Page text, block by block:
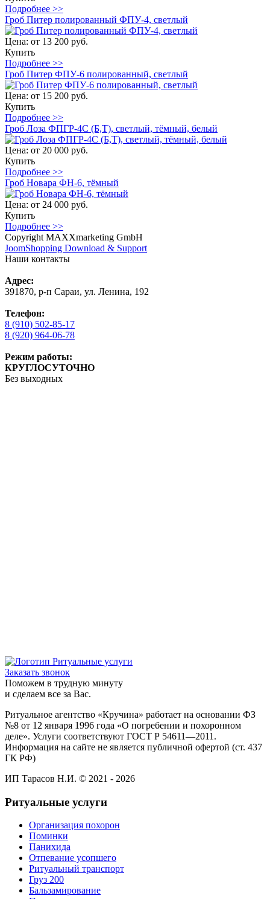
Подробнее >>
Гроб Питер полированный ФПУ-4, светлый
Цена: от 13 200 руб.
Купить
Подробнее >>
Гроб Питер ФПУ-6 полированный, светлый
Цена: от 15 200 руб.
Купить
Подробнее >>
Гроб Лоза ФПГР-4С (Б,Т), светлый, тёмный, белый
Цена: от 20 000 руб.
Купить
Подробнее >>
Гроб Новара ФН-6, тёмный
Цена: от 24 000 руб.
Купить
Подробнее >>
Copyright MAXXmarketing GmbH
JoomShopping Download & Support
Наши контакты
Адрес:
391870, р-п Сараи, ул. Ленина, 192
Телефон:
8 (910) 502-85-17
8 (920) 964-06-78
Режим работы:
КРУГЛОСУТОЧНО
Без выходных
Заказать звонок
Поможем в трудную минуту
и сделаем все за Вас.
Ритуальное агентство «Кручина» работает на основании ФЗ
№8 от 12 января 1996 года «О погребении и похоронном
деле». Услуги соответствуют ГОСТ Р 54611—2011.
Информация на сайте не является публичной офертой (ст. 437
ГК РФ)
ИП Тарасов Н.И. © 2021 - 2026
Ритуальные услуги
Организация похорон
Поминки
Панихида
Отпевание усопшего
Ритуальный транспорт
Груз 200
Бальзамирование